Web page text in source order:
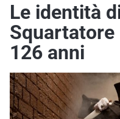
Le identità
Squartatore
126 anni